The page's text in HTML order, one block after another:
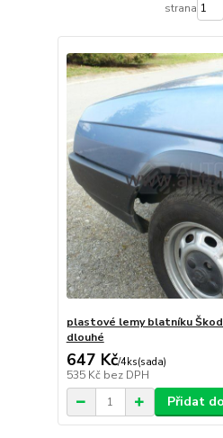
strana
plastové lemy blatníku
dlouhé
647 Kč/4ks(sada)
535 Kč bez DPH
Přidat